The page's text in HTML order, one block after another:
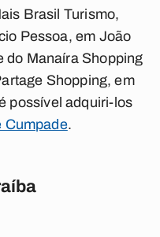
Brasil Turismo,
Pessoa, em João
do Manaíra Shopping
Shopping, em
possível adquiri-los
Cumpade.